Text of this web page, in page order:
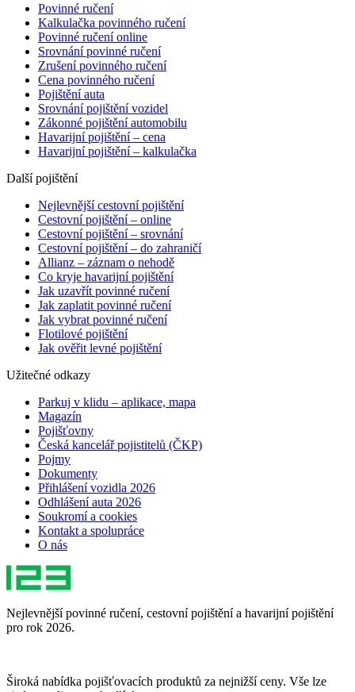
Povinné ručení
Kalkulačka povinného ručení
Povinné ručení online
Srovnání povinné ručení
Zrušení povinného ručení
Cena povinného ručení
Pojištění auta
Srovnání pojištění vozidel
Zákonné pojištění automobilu
Havarijní pojištění – cena
Havarijní pojištění – kalkulačka
Další pojištění
Nejlevnější cestovní pojištění
Cestovní pojištění – online
Cestovní pojištění – srovnání
Cestovní pojištění – do zahraničí
Allianz – záznam o nehodě
Co kryje havarijní pojištění
Jak uzavřít povinné ručení
Jak zaplatit povinné ručení
Jak vybrat povinné ručení
Flotilové pojištění
Jak ověřit levné pojištění
Užitečné odkazy
Parkuj v klidu – aplikace, mapa
Magazín
Pojišťovny
Česká kancelář pojistitelů (ČKP)
Pojmy
Dokumenty
Přihlášení vozidla 2026
Odhlášení auta 2026
Soukromí a cookies
Kontakt a spolupráce
O nás
Nejlevnější povinné ručení, cestovní pojištění a havarijní pojištění
pro rok 2026.
Široká nabídka pojišťovacích produktů za nejnižší ceny. Vše lze